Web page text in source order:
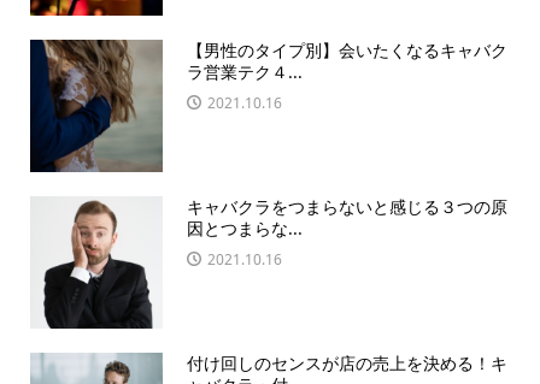
【男性のタイプ別】会いたくなるキャバク
ラ営業テク４...
2021.10.16
キャバクラをつまらないと感じる３つの原
因とつまらな...
2021.10.16
付け回しのセンスが店の売上を決める！キ